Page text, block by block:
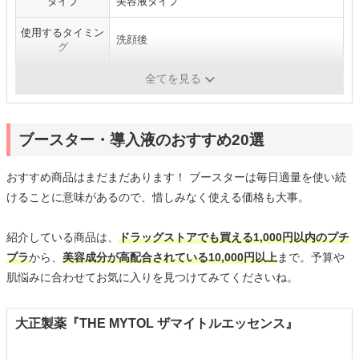
使用するタイミン
グ
洗顔後
全てを見る
ブースター・導入液のおすすめ20選
おすすめ商品はまだまだあります！ ブースターは毎日適量を使い続
けることに意味があるので、惜しみなく使える価格も大事。
紹介している商品は、 ドラッグストアでも買える1,000円以内のプチ
プラから、 美容成分が高配合されている10,000円以上まで。予算や
肌悩みに合わせてお気に入りを見つけてみてくださいね。
大正製薬『THE MYTOL ザマイトルエッセンス』